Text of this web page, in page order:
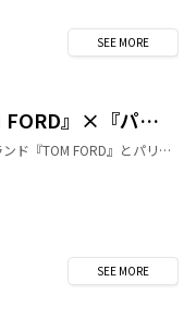
SEE MORE
『TOM FORD』×『パリミキ』コラボ
大人気ブランド『TOM FORD』とパリミキの 限定コラボ商品をご紹介👓✨ 度付きメガネ(68,300円〜) 男女問わずかけやすい小ぶりなウェリントンモデル✨ マットブラックの質感は個性的で高級感あふれる 魅力的なデザインになっています。 サングラス(68,200円) 定番のアメリカンウェリントンモデル✨ ブラックフレームにシルバーのT字飾りがより際立ち シックでクールな印象を与えてくれます。 パリミキ限定商品になりますので、 店頭にお立ち寄りの際は是非お試しください！
SEE MORE